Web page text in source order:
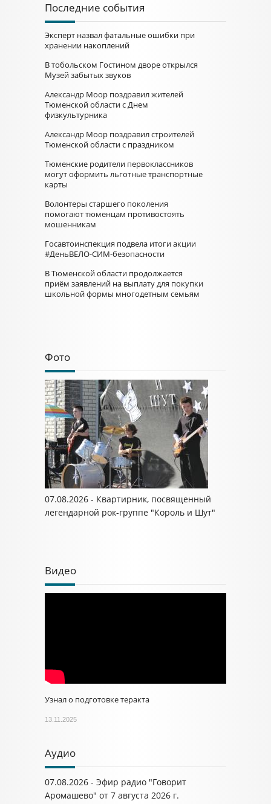
Последние события
Эксперт назвал фатальные ошибки при
хранении накоплений
В тобольском Гостином дворе открылся
Музей забытых звуков
Александр Моор поздравил жителей
Тюменской области с Днем
физкультурника
Александр Моор поздравил строителей
Тюменской области с праздником
Тюменские родители первоклассников
могут оформить льготные транспортные
карты
Волонтеры старшего поколения
помогают тюменцам противостоять
мошенникам
Госавтоинспекция подвела итоги акции
#ДеньВЕЛО-СИМ-безопасности
В Тюменской области продолжается
приём заявлений на выплату для покупки
школьной формы многодетным семьям
Фото
07.08.2026 - Квартирник, посвященный
легендарной рок-группе "Король и Шут"
Видео
Узнал о подготовке теракта
13.11.2025
Аудио
07.08.2026 - Эфир радио "Говорит
Аромашево" от 7 августа 2026 г.